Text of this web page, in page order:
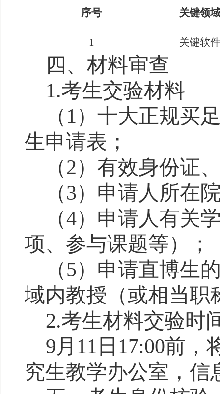
序号 关键领域
1 关键软件
四、 材料审查
1.考生交验材料
（1） 十大正规买
生申请表 ；
（2） 有效身份证
（3） 申请人所在
（4） 申请人有关
项、参与课题等）；
（5） 申请直博生
域内教授（或相当职
2.考生材料交验时
9月11日17:00前
究生教学办公室，信